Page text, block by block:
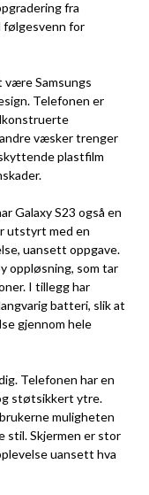
fra
følgesvenn for
Samsungs
Telefonen er
væsker trenger
plastfilm
Galaxy S23 også en
utstyrt med en
uansett oppgave.
oppløsning, som tar
I tillegg har
batteri, slik at
gjennom hele
Telefonen har en
støtsikkert ytre.
muligheten
stil. Skjermen er stor
uansett hva